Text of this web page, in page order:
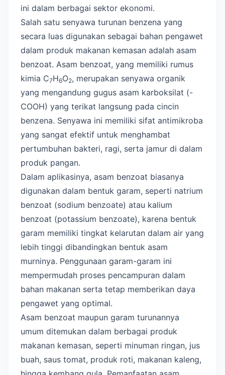
ini dalam berbagai sektor ekonomi.
Salah satu senyawa turunan benzena yang
secara luas digunakan sebagai bahan pengawet
dalam produk makanan kemasan adalah asam
benzoat. Asam benzoat, yang memiliki rumus
kimia C7H6O2, merupakan senyawa organik
yang mengandung gugus asam karboksilat (-
COOH) yang terikat langsung pada cincin
benzena. Senyawa ini memiliki sifat antimikroba
yang sangat efektif untuk menghambat
pertumbuhan bakteri, ragi, serta jamur di dalam
produk pangan.
Dalam aplikasinya, asam benzoat biasanya
digunakan dalam bentuk garam, seperti natrium
benzoat (sodium benzoate) atau kalium
benzoat (potassium benzoate), karena bentuk
garam memiliki tingkat kelarutan dalam air yang
lebih tinggi dibandingkan bentuk asam
murninya. Penggunaan garam-garam ini
mempermudah proses pencampuran dalam
bahan makanan serta tetap memberikan daya
pengawet yang optimal.
Asam benzoat maupun garam turunannya
umum ditemukan dalam berbagai produk
makanan kemasan, seperti minuman ringan, jus
buah, saus tomat, produk roti, makanan kaleng,